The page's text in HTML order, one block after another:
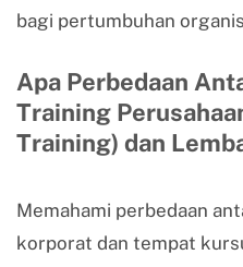
bagi pertumbuhan
Apa Perbedaan
Training
Training) dan
Memahami perbedaan
korporat dan tempat